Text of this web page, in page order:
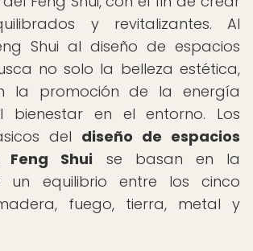
y revitalizantes. Al
Shui al diseño de espacios
no solo la belleza estética,
la promoción de la energía
bienestar en el entorno. Los
del diseño de espacios
Shui se basan en la
un equilibrio entre los cinco
fuego, tierra, metal y